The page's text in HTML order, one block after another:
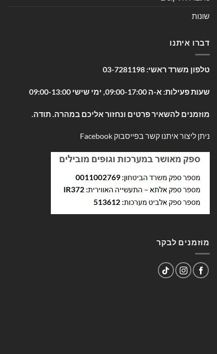
שונות
דברו איתנו
טלפון משרד ראשי: 03-7281198
שעות פעילות: א-ה 09:00-17:00, ימי שישי 09:00-13:00
מוזמנים להשאיר פרטים ונחזור אליכם במהרה. תודה.
ניתן ליצור איתנו קשר בפייסבוק Facebook
מוזמנים לבקר